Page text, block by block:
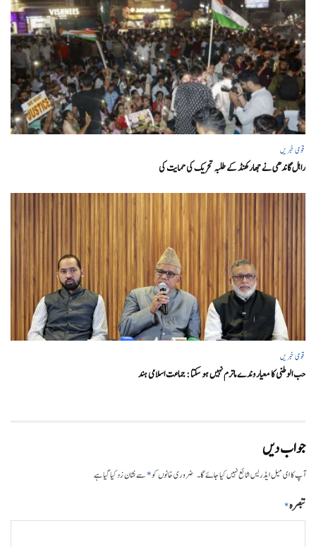
قومی خبریں
راہل گاندھی نے جھارکھنڈ کے طلبہ تحریک کی حمایت کی
قومی خبریں
حب الوطنی کا معیار وندے ماترم نہیں ہو سکتا : جماعت اسلامی ہند
جواب دیں
آپ کا ای میل ایڈریس شائع نہیں کیا جائے گا۔ ضروری خانوں کو*سے نشان زد کیا گیا ہے
تبصرہ*